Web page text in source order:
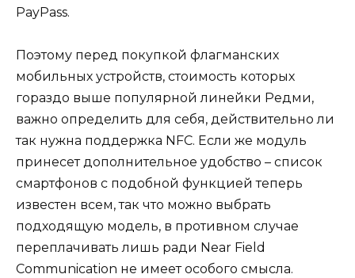
PayPass.
Поэтому перед покупкой флагманских
мобильных устройств, стоимость которых
гораздо выше популярной линейки Редми,
важно определить для себя, действительно ли
так нужна поддержка NFC. Если же модуль
принесет дополнительное удобство – список
смартфонов с подобной функцией теперь
известен всем, так что можно выбрать
подходящую модель, в противном случае
переплачивать лишь ради Near Field
Communication не имеет особого смысла.